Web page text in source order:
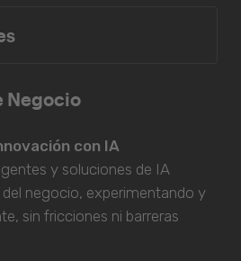
Negocio
con IA
y soluciones de IA
negocio, experimentando y
sin fricciones ni barreras